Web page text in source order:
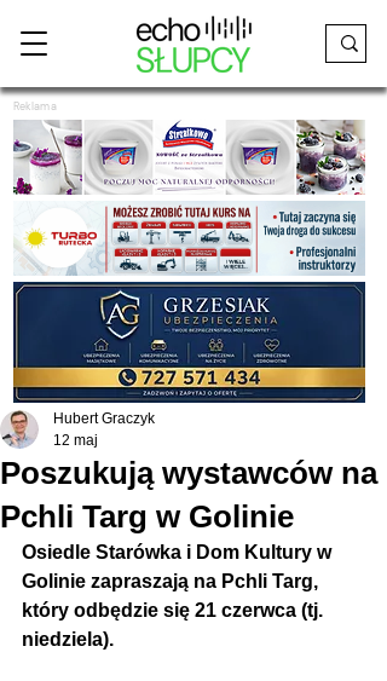
Reklama
Poszukują wystawców na
Pchli Targ w Golinie
Hubert Graczyk
12 maj
Osiedle Starówka i Dom Kultury w
Golinie zapraszają na Pchli Targ,
który odbędzie się 21 czerwca (tj.
niedziela).